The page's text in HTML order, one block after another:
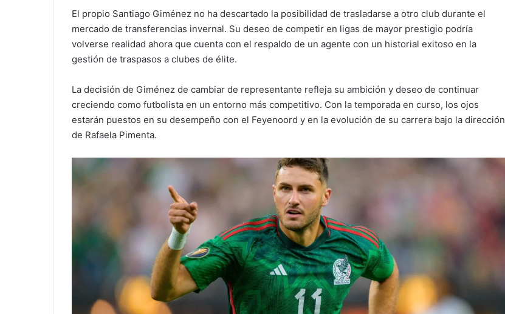
El propio Santiago Giménez no ha descartado la posibilidad de trasladarse a otro club durante el
mercado de transferencias invernal. Su deseo de competir en ligas de mayor prestigio podría
volverse realidad ahora que cuenta con el respaldo de un agente con un historial exitoso en la
gestión de traspasos a clubes de élite.
La decisión de Giménez de cambiar de representante refleja su ambición y deseo de continuar
creciendo como futbolista en un entorno más competitivo. Con la temporada en curso, los ojos
estarán puestos en su desempeño con el Feyenoord y en la evolución de su carrera bajo la dirección
de Rafaela Pimenta.